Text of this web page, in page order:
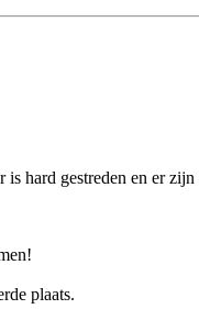
hard gestreden en er
plaats.